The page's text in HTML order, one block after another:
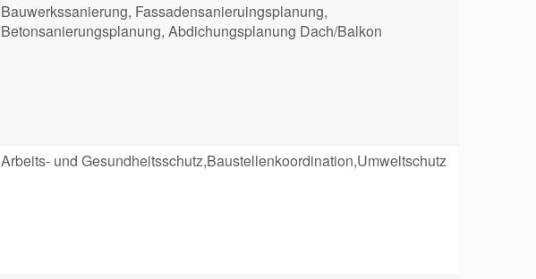
Bauwerkssanierung, Fassadensanieruingsplanung,
Betonsanierungsplanung, Abdichungsplanung Dach/Balkon
Arbeits- und Gesundheitsschutz,Baustellenkoordination,Umweltschutz